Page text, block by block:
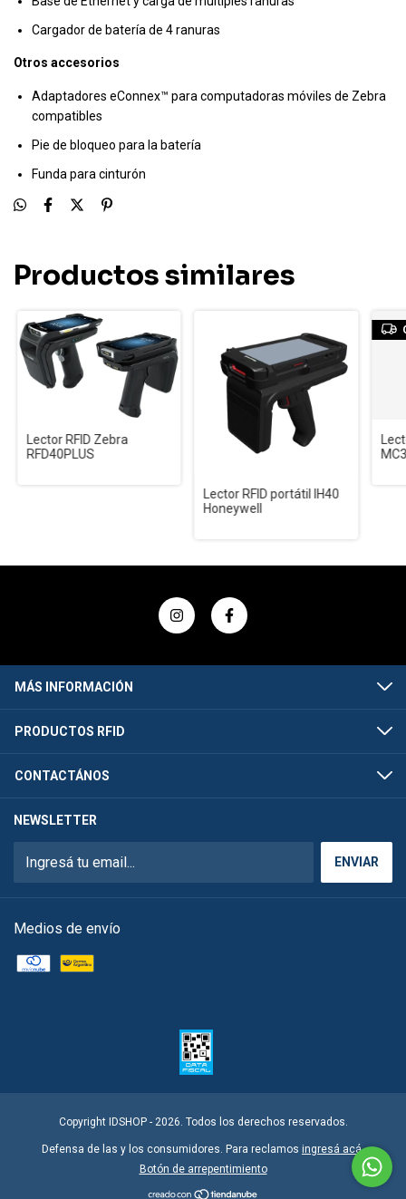
Cargador de batería de 4 ranuras
Otros accesorios
Adaptadores eConnex™ para computadoras móviles de Zebra
compatibles
Pie de bloqueo para la batería
Funda para cinturón
Productos similares
Lector RFID Zebra
RFD40PLUS
Lector RFID portátil IH40
Honeywell
MÁS INFORMACIÓN
PRODUCTOS RFID
CONTACTÁNOS
NEWSLETTER
Medios de envío
Copyright IDSHOP - 2026. Todos los derechos reservados.
Defensa de las y los consumidores. Para reclamos ingresá acá.
Botón de arrepentimiento